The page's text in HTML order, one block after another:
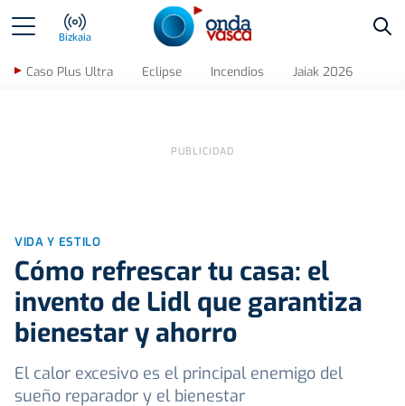
Bizkaia
Caso Plus Ultra Eclipse Incendios Jaiak 2026
VIDA Y ESTILO
Cómo refrescar tu casa: el
invento de Lidl que garantiza
bienestar y ahorro
El calor excesivo es el principal enemigo del
sueño reparador y el bienestar